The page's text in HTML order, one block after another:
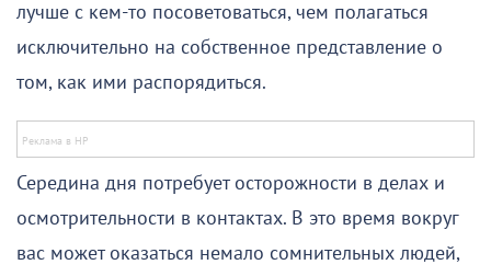
лучше с кем-то посоветоваться, чем полагаться
исключительно на собственное представление о
том, как ими распорядиться.
Середина дня потребует осторожности в делах и
осмотрительности в контактах. В это время вокруг
вас может оказаться немало сомнительных людей,